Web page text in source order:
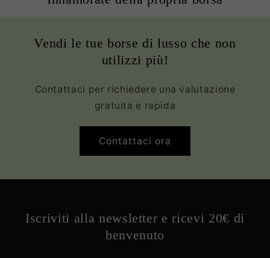
Vendi le tue borse di lusso che non
utilizzi più!
Contattaci per richiedere una valutazione
gratuita e rapida
Contattaci ora
Iscriviti alla newsletter e ricevi 20€ di
benvenuto